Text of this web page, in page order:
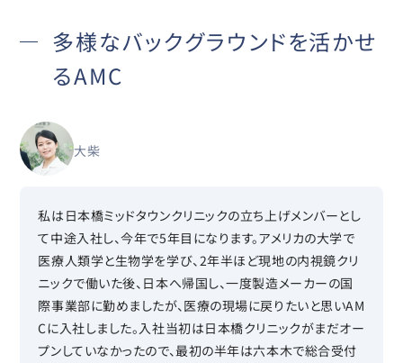
多様なバックグラウンドを活かせ
るAMC
大柴
私は日本橋ミッドタウンクリニックの立ち上げメンバーとし
て中途入社し、今年で5年目になります。アメリカの大学で
医療人類学と生物学を学び、2年半ほど現地の内視鏡クリ
ニックで働いた後、日本へ帰国し、一度製造メーカーの国
際事業部に勤めましたが、医療の現場に戻りたいと思いAM
Cに入社しました。入社当初は日本橋クリニックがまだオー
プンしていなかったので、最初の半年は六本木で総合受付